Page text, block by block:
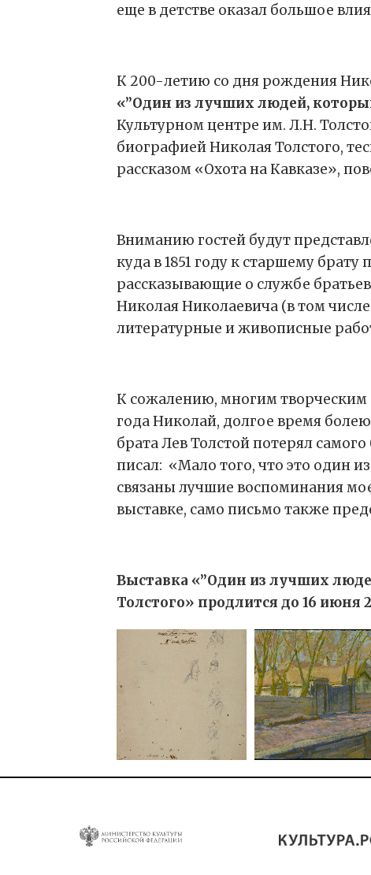
еще в детстве оказал большое
К 200-летию со дня рождения
«”Один из лучших людей,
Культурном центре им. Л.Н.
биографией Николая Толстого,
рассказом «Охота на Кавказе»,
Вниманию гостей будут
куда в 1851 году к старшему
рассказывающие о службе
Николая Николаевича (в том
литературные и живописные
К сожалению, многим творческим
года Николай, долгое время
брата Лев Толстой потерял
писал: «Мало того, что это один
связаны лучшие воспоминания
выставке, само письмо также
Выставка «”Один из лучших
Толстого» продлится до 16 июня